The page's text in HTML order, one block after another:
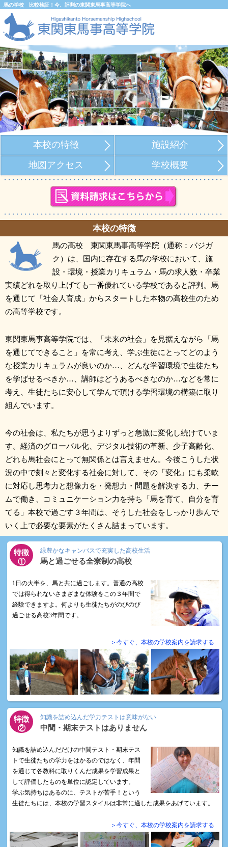
馬の学校 比較検証！今、評判の東関東馬事高等学院へ
本校の特徴
施設紹介
地図アクセス
学校概要
本校の特徴
馬の高校 東関東馬事高等学院（通称：バジガ
ク）は、国内に存在する馬の学校において、施
設・環境・授業カリキュラム・馬の求人数・卒業
実績どれを取り上げても一番優れている学校であると評判。馬
を通じて「社会人育成」からスタートした本物の高校生のため
の高等学校です。
東関東馬事高等学院では、「未来の社会」を見据えながら「馬
を通じてできること」を常に考え、学ぶ生徒にとってどのよう
な授業カリキュラムが良いのか…、どんな学習環境で生徒たち
を学ばせるべきか…、講師はどうあるべきなのか…などを常に
考え、生徒たちに安心して学んで頂ける学習環境の構築に取り
組んでいます。
今の社会は、私たちが思うよりずっと急激に変化し続けていま
す。経済のグローバル化、デジタル技術の革新、少子高齢化、
どれも馬社会にとって無関係とは言えません。今後こうした状
況の中で刻々と変化する社会に対して、その「変化」にも柔軟
に対応し思考力と想像力を・発想力・問題を解決する力、チー
ムで働き、コミュニケーション力を持ち「馬を育て、自分を育
てる」本校で過ごす３年間は、そうした社会をしっかり歩んで
いく上で必要な要素がたくさん詰まっています。
特徴
①
緑豊かなキャンパスで充実した高校生活
馬と過ごせる全寮制の高校
1日の大半を、馬と共に過ごします。普通の高校
では得られないさまざまな体験をこの３年間で
経験できますよ。何よりも生徒たちがのびのび
過ごせる高校3年間です。
＞今すぐ、本校の学校案内を請求する
特徴
②
知識を詰め込んだ学力テストは意味がない
中間・期末テストはありません
知識を詰め込んだだけの中間テスト・期末テス
トで生徒たちの学力をはかるのではなく、年間
を通じて各教科に取りくんだ成果を学習成果と
して評価したものを単位に認定しています。
学ぶ気持ちはあるのに、テストが苦手！という
生徒たちには、本校の学習スタイルは非常に適した成果をあげています。
＞今すぐ、本校の学校案内を請求する